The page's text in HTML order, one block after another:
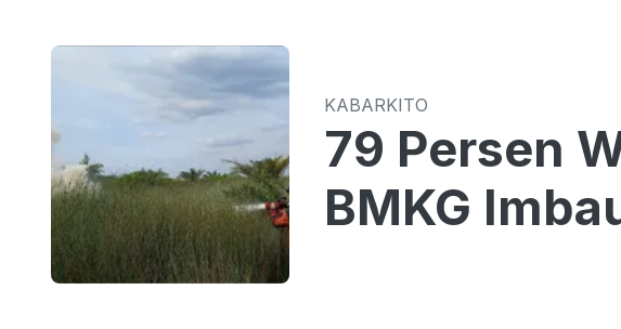
KABARKITO
79 Persen
BMKG